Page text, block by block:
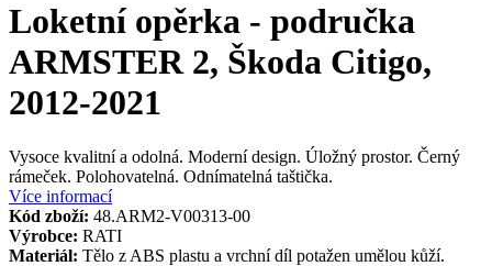
Loketní opěrka - područka
ARMSTER 2, Škoda Citigo,
2012-2021
Vysoce kvalitní a odolná. Moderní design. Úložný prostor. Černý
rámeček. Polohovatelná. Odnímatelná taštička.
Více informací
Kód zboží: 48.ARM2-V00313-00
Výrobce: RATI
Materiál: Tělo z ABS plastu a vrchní díl potažen umělou kůží.